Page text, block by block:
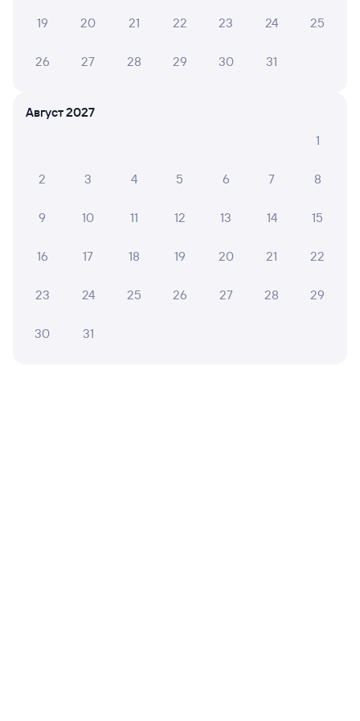
Отели Москвы
Аренда авто в Москве
19 20 21 22 23 24 25
26 27 28 29 30 31
Август 2027
1
2 3 4 5 6 7 8
9 10 11 12 13 14 15
16 17 18 19 20 21 22
23 24 25 26 27 28 29
30 31